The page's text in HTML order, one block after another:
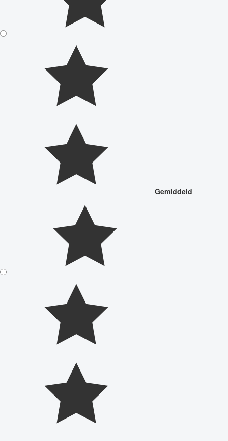
Gemiddeld